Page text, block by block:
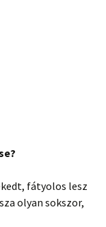
fátyolos lesz
olyan sokszor,